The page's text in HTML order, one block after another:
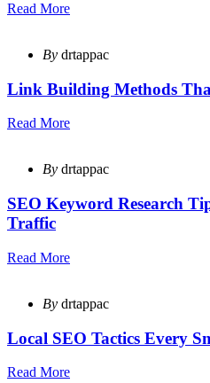
Read More
By drtappac
Link Building Methods
Read More
By drtappac
SEO Keyword Research
Traffic
Read More
By drtappac
Local SEO Tactics Every
Read More